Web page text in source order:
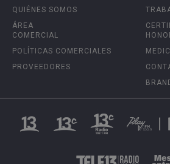
QUIÉNES SOMOS
ÁREA
COMERCIAL
POLÍTICAS COMERCIALES
PROVEEDORES